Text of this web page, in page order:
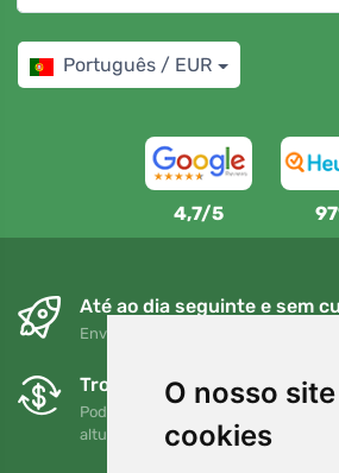
O nosso
cookies
Português / EUR
4,7/5
Até ao dia seguinte e sem
Envio gratuito para encomendas
Trocas e devoluções
Pode devolver ou trocar a sua
altura no prazo de 90 dias